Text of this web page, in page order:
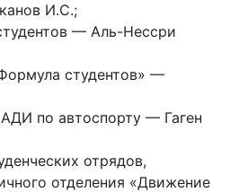
И.С.;
— Аль-Нессри
студентов» —
по автоспорту — Гаген
отрядов,
отделения «Движение